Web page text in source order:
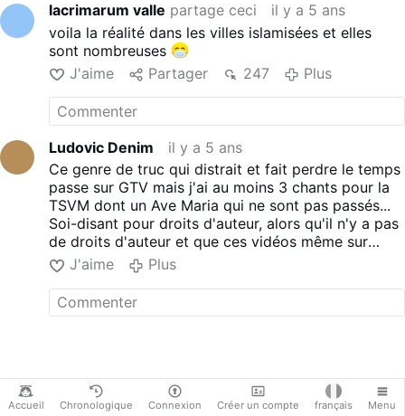
Accueil Chronologique Connexion Créer un compte français Menu
lacrimarum valle partage ceci
il y a 5 ans
voila la réalité dans les villes islamisées et elles
sont nombreuses
J'aime
Partager 247 Plus
Ludovic Denim
il y a 5 ans
Ce genre de truc qui distrait et fait perdre le temps
passe sur GTV mais j'ai au moins 3 chants pour la
TSVM dont un Ave Maria qui ne sont pas passés...
Soi-disant pour droits d'auteur, alors qu'il n'y a pas
de droits d'auteur et que ces vidéos même sur
Youtube peuvent se trouver...
2 autres vidéos sur les sciences qui ne sont pas
passées :
- 1 qui ne passe pas et qui rappelle les citations des
et qui rappelait aux scientifiques des temps
modernes qu'il y avait eu des erreurs énormes dans
J'aime Plus